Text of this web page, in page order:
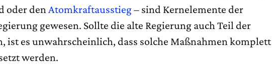
oder den Atomkraftausstieg– sind Kernelemente der
gewesen. Sollte die alte Regierung auch Teil der
ist es unwahrscheinlich, dass solche Maßnahmen komplett
werden.